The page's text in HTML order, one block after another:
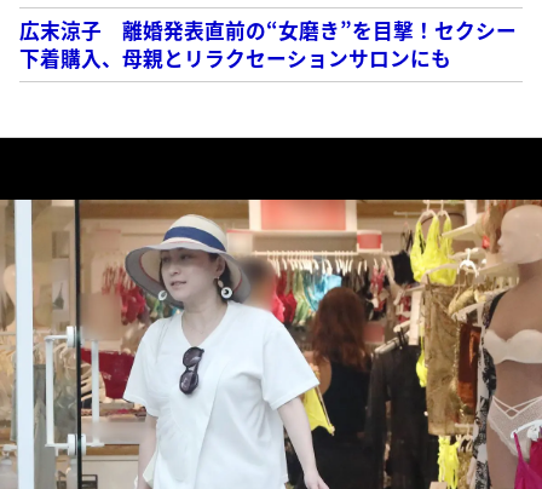
広末涼子 離婚発表直前の“女磨き”を目撃！セクシー
下着購入、母親とリラクセーションサロンにも